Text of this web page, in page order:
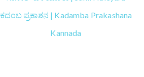
ಕದಂಬ ಪ್ರಕಾಶನ | Kadamba Prakashana
Kannada